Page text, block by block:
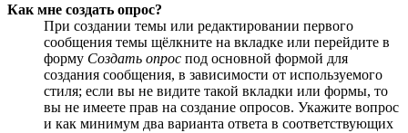
Как мне создать опрос?
При создании темы или редактировании первого
сообщения темы щёлкните на вкладке или перейдите в
форму Создать опрос под основной формой для
создания сообщения, в зависимости от используемого
стиля; если вы не видите такой вкладки или формы, то
вы не имеете прав на создание опросов. Укажите вопрос
и как минимум два варианта ответа в соответствующих